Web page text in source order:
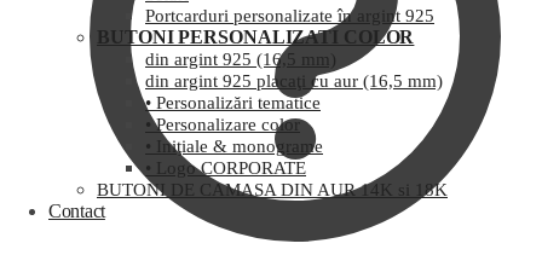
Portcarduri personalizate în argint 925
BUTONI PERSONALIZATI COLOR
din argint 925 (16,5 mm)
din argint 925 placaţi cu aur (16,5 mm)
• Personalizări tematice
• Personalizare color
• Iniţiale & monograme
• Logo CORPORATE
BUTONI DE CAMASA DIN AUR 14K si 18K
Contact